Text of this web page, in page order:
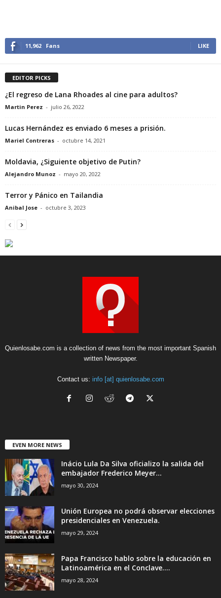
11,962 Fans LIKE
EDITOR PICKS
¿El regreso de Lana Rhoades al cine para adultos?
Martin Perez - julio 26, 2022
Lucas Hernández es enviado 6 meses a prisión.
Mariel Contreras - octubre 14, 2021
Moldavia, ¿Siguiente objetivo de Putin?
Alejandro Munoz - mayo 20, 2022
Terror y Pánico en Tailandia
Anibal Jose - octubre 3, 2023
Quienlosabe.com is a collection of news from the most important Spanish
written Newspaper.
Contact us: info [at] quienlosabe.com
EVEN MORE NEWS
Inácio Lula Da Silva oficializo la salida del
embajador Frederico Meyer...
mayo 30, 2024
Unión Europea no podrá observar elecciones
presidenciales en Venezuela.
mayo 29, 2024
Papa Francisco hablo sobre la educación en
Latinoamérica en el Conclave....
mayo 28, 2024